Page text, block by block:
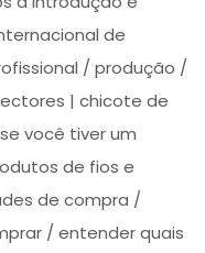
de
/ produção /
| chicote de
você tiver um
de fios e
de compra /
/ entender quais